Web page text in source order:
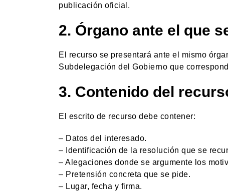
publicación oficial.
2. Órgano ante el que
El recurso se presentará ante el mismo
Subdelegación del Gobierno que
3. Contenido del
El escrito de recurso debe contener:
– Datos del interesado.
– Identificación de la resolución que se
– Alegaciones donde se argumente los
– Pretensión concreta que se pide.
– Lugar, fecha y firma.